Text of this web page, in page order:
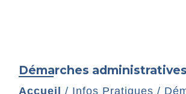
Démarches administratives
Accueil / Infos Pratiques /